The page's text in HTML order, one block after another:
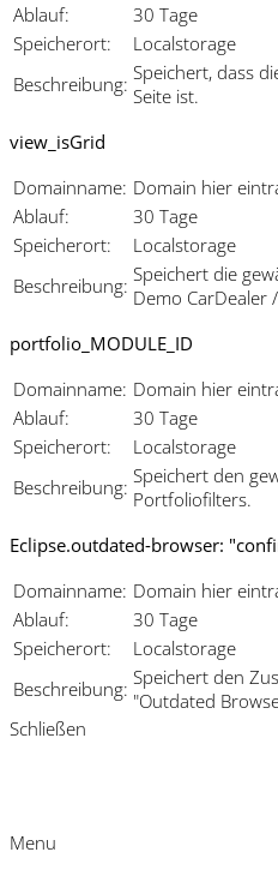
Ablauf:
30 Tage
Speicherort:
Localstorage
Beschreibung: Speichert, dass
Seite ist.
view_isGrid
Domainname: Domain hier
Ablauf:
30 Tage
Speicherort:
Localstorage
Beschreibung: Speichert die
Demo CarDealer
portfolio_MODULE_ID
Domainname: Domain hier
Ablauf:
30 Tage
Speicherort:
Localstorage
Beschreibung: Speichert den
Portfoliofilters.
Eclipse.outdated-browser:
Domainname: Domain hier
Ablauf:
30 Tage
Speicherort:
Localstorage
Beschreibung: Speichert den
"Outdated
Schließen
Menu